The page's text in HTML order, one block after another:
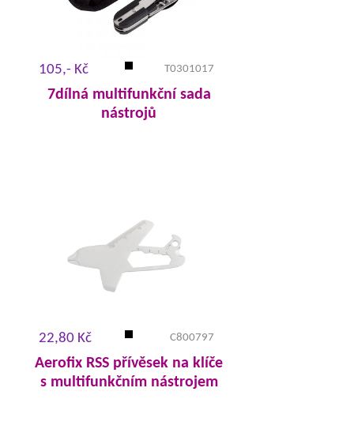
105,- Kč T0301017
7dílná multifunkční sada
nástrojů
22,80 Kč C800797
Aerofix RSS přívěsek na klíče
s multifunkčním nástrojem